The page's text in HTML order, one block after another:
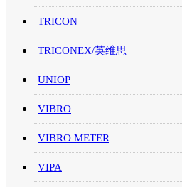
TRICON
TRICONEX/英维思
UNIOP
VIBRO
VIBRO METER
VIPA